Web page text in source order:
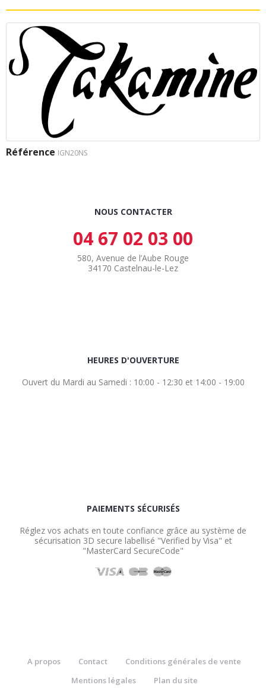
Référence IGN20NS
NOUS CONTACTER
04 67 02 03 00
580, Avenue de l’Aube Rouge
34170 Castelnau-le-Lez
HEURES D'OUVERTURE
Ouvert du Mardi au Samedi : 10:00 - 12:30 et 14:00 - 19:00
PAIEMENTS SÉCURISÉS
Réglez vos achats en toute confiance grâce au système de
sécurisation 3D secure labellisé "Verified by Visa" et
"MasterCard SecureCode"
A propos Contact
Conditions générales de vente
Mentions légales
Plan du site